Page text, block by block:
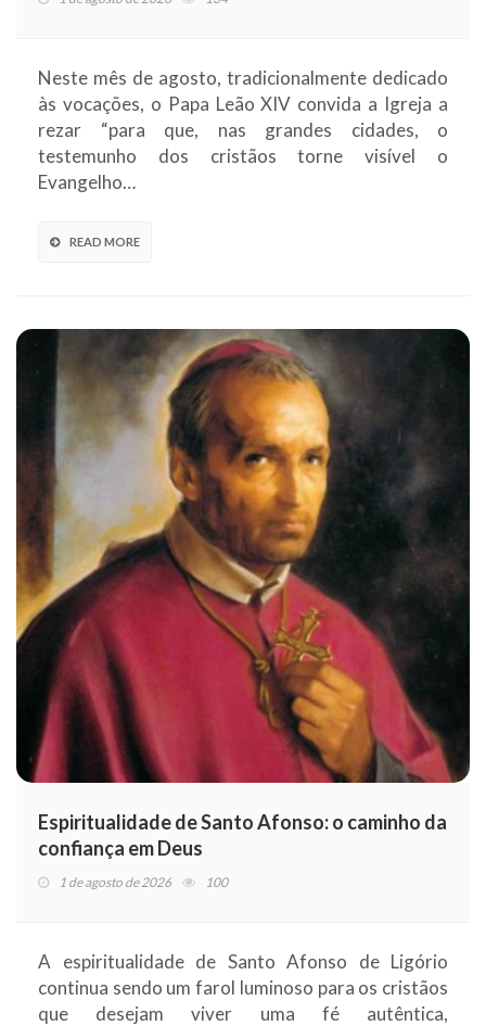
Neste mês de agosto, tradicionalmente dedicado
às vocações, o Papa Leão XIV convida a Igreja a
rezar “para que, nas grandes cidades, o
testemunho dos cristãos torne visível o
Evangelho…
READ MORE
Espiritualidade de Santo Afonso: o caminho da
confiança em Deus
1 de agosto de 2026 100
A espiritualidade de Santo Afonso de Ligório
continua sendo um farol luminoso para os cristãos
que desejam viver uma fé autêntica,